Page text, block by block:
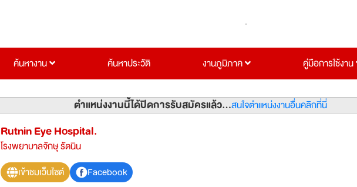
ค้นหางาน ค้นหาประวัติ งานภูมิภาค คู่มือการใช้งาน
ตำแหน่งงานนี้ได้ปิดการรับสมัครแล้ว...สนใจตำแหน่งงานอื่นคลิกที่นี่
Rutnin Eye Hospital.
โรงพยาบาลจักษุ รัตนิน
เข้าชมเว็บไซต์
Facebook